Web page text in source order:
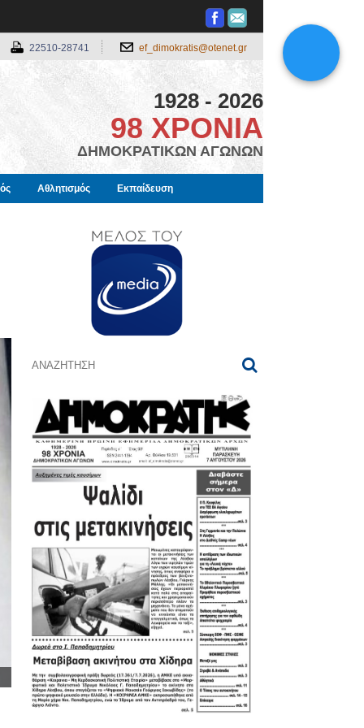
22510-28741 ef_dimokratis@otenet.gr
1928 - 2026
98 ΧΡΟΝΙΑ
ΔΗΜΟΚΡΑΤΙΚΩΝ ΑΓΩΝΩΝ
Αθλητισμός Εκπαίδευση